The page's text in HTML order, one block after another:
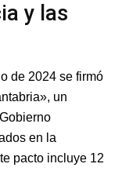
y las
de 2024 se firmó
un
en la
pacto incluye 12